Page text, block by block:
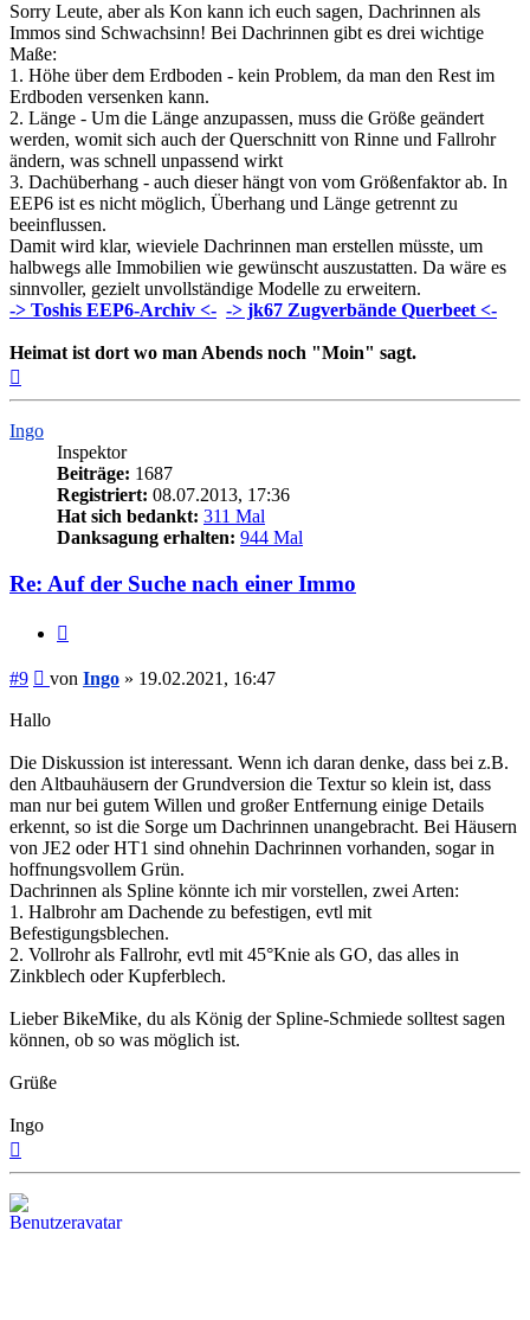
Sorry Leute, aber als Kon kann ich euch sagen, Dachrinnen als
Immos sind Schwachsinn! Bei Dachrinnen gibt es drei wichtige
Maße:
1. Höhe über dem Erdboden - kein Problem, da man den Rest im
Erdboden versenken kann.
2. Länge - Um die Länge anzupassen, muss die Größe geändert
werden, womit sich auch der Querschnitt von Rinne und Fallrohr
ändern, was schnell unpassend wirkt
3. Dachüberhang - auch dieser hängt von vom Größenfaktor ab. In
EEP6 ist es nicht möglich, Überhang und Länge getrennt zu
beeinflussen.
Damit wird klar, wieviele Dachrinnen man erstellen müsste, um
halbwegs alle Immobilien wie gewünscht auszustatten. Da wäre es
sinnvoller, gezielt unvollständige Modelle zu erweitern.
-> Toshis EEP6-Archiv <- -> jk67 Zugverbände Querbeet <-
Heimat ist dort wo man Abends noch "Moin" sagt.
Ingo
Inspektor
Beiträge: 1687
Registriert: 08.07.2013, 17:36
Hat sich bedankt: 311 Mal
Danksagung erhalten: 944 Mal
Re: Auf der Suche nach einer Immo
#9 Beitrag
von Ingo » 19.02.2021, 16:47
Hallo
Die Diskussion ist interessant. Wenn ich daran denke, dass bei z.B.
den Altbauhäusern der Grundversion die Textur so klein ist, dass
man nur bei gutem Willen und großer Entfernung einige Details
erkennt, so ist die Sorge um Dachrinnen unangebracht. Bei Häusern
von JE2 oder HT1 sind ohnehin Dachrinnen vorhanden, sogar in
hoffnungsvollem Grün.
Dachrinnen als Spline könnte ich mir vorstellen, zwei Arten:
1. Halbrohr am Dachende zu befestigen, evtl mit
Befestigungsblechen.
2. Vollrohr als Fallrohr, evtl mit 45°Knie als GO, das alles in
Zinkblech oder Kupferblech.
Lieber BikeMike, du als König der Spline-Schmiede solltest sagen
können, ob so was möglich ist.
Grüße
Ingo